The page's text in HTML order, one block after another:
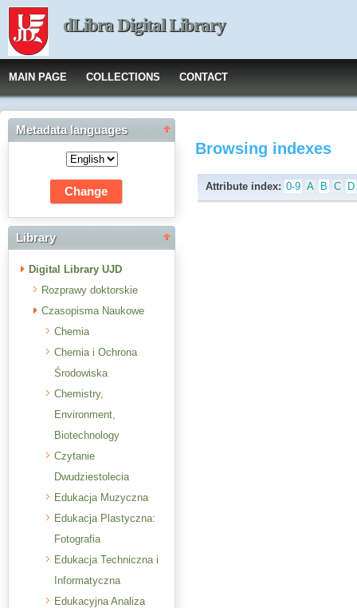
dLibra Digital Library
MAIN PAGE COLLECTIONS CONTACT
Metadata languages
Library
Digital Library UJD
Rozprawy doktorskie
Czasopisma Naukowe
Chemia
Chemia i Ochrona
Środowiska
Chemistry,
Environment,
Biotechnology
Czytanie
Dwudziestolecia
Edukacja Muzyczna
Edukacja Plastyczna:
Fotografia
Edukacja Techniczna i
Informatyczna
Edukacyjna Analiza
Browsing indexes
Attribute index: 0-9 A B C D